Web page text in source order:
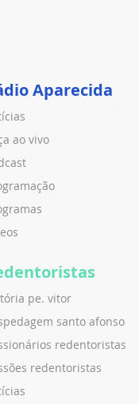
Aparecida
ao vivo
pe. vitor
santo afonso
redentoristas
redentoristas